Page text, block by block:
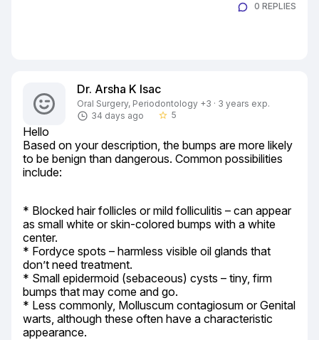
0 REPLIES
Dr. Arsha K Isac
Oral Surgery, Periodontology +3 · 3 years exp.
34 days ago
star_border 5
Hello
Based on your description, the bumps are more likely
to be benign than dangerous. Common possibilities
include:
* Blocked hair follicles or mild folliculitis – can appear
as small white or skin-colored bumps with a white
center.
* Fordyce spots – harmless visible oil glands that
don’t need treatment.
* Small epidermoid (sebaceous) cysts – tiny, firm
bumps that may come and go.
* Less commonly, Molluscum contagiosum or Genital
warts, although these often have a characteristic
appearance.